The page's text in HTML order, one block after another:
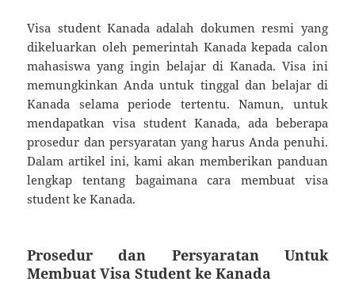
Visa student Kanada adalah dokumen resmi yang
dikeluarkan oleh pemerintah Kanada kepada calon
mahasiswa yang ingin belajar di Kanada. Visa ini
memungkinkan Anda untuk tinggal dan belajar di
Kanada selama periode tertentu. Namun, untuk
mendapatkan visa student Kanada, ada beberapa
prosedur dan persyaratan yang harus Anda penuhi.
Dalam artikel ini, kami akan memberikan panduan
lengkap tentang bagaimana cara membuat visa
student ke Kanada.
Prosedur dan Persyaratan Untuk
Membuat Visa Student ke Kanada